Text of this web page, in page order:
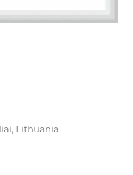
Lithuania